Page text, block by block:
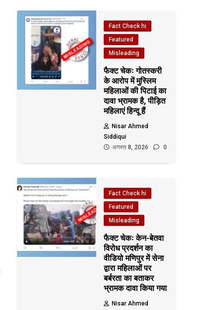
Fact Check hi
Featured
Misleading
फैक्ट चेकः गोतस्करी
के आरोप में मुस्लिम
महिलाओं की पिटाई का
दावा भ्रामक है, पीड़ित
महिलाएं हिन्दू हैं
Nisar Ahmed
Siddiqui
अगस्त 8, 2026
0
Fact Check hi
Featured
Misleading
फैक्ट चेकः केन-बेतवा
विरोध प्रदर्शन का
वीडियो मणिपुर में सेना
द्वारा महिलाओं पर
बर्बरता का बताकर
भ्रामक दावा किया गया
Nisar Ahmed